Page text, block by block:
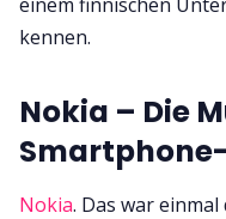
kennen.
Nokia – Die
Nokia. Das war